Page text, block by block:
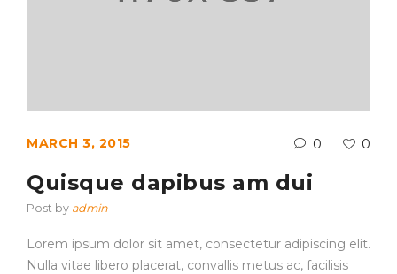
MARCH 3, 2015 0 0
Quisque dapibus am dui
Post by admin
Lorem ipsum dolor sit amet, consectetur adipiscing elit.
Nulla vitae libero placerat, convallis metus ac, facilisis